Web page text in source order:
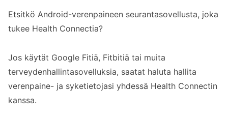
Etsitkö Android-verenpaineen seurantasovellusta, joka
tukee Health Connectia?
Jos käytät Google Fitiä, Fitbitiä tai muita
terveydenhallintasovelluksia, saatat haluta hallita
verenpaine- ja syketietojasi yhdessä Health Connectin
kanssa.